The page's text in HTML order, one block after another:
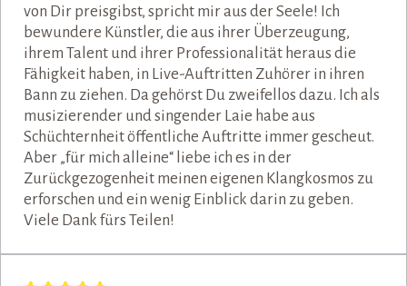
von Dir preisgibst, spricht mir aus der Seele! Ich
bewundere Künstler, die aus ihrer Überzeugung,
ihrem Talent und ihrer Professionalität heraus die
Fähigkeit haben, in Live-Auftritten Zuhörer in ihren
Bann zu ziehen. Da gehörst Du zweifellos dazu. Ich als
musizierender und singender Laie habe aus
Schüchternheit öffentliche Auftritte immer gescheut.
Aber „für mich alleine“ liebe ich es in der
Zurückgezogenheit meinen eigenen Klangkosmos zu
erforschen und ein wenig Einblick darin zu geben.
Viele Dank fürs Teilen!